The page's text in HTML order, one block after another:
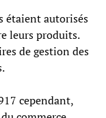
étaient autorisés
leurs produits.
de gestion des
cependant,